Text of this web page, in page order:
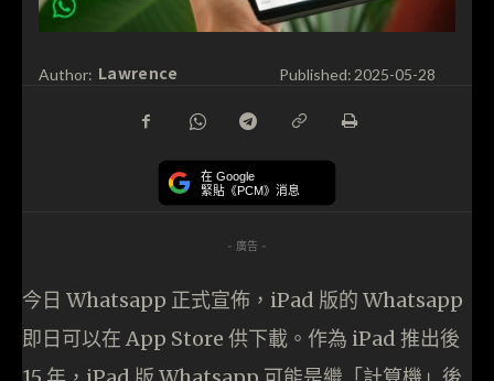
Author: Lawrence Published: 2025-05-28
在 Google
緊貼《PCM》消息
- 廣告 -
今日 Whatsapp 正式宣佈，iPad 版的 Whatsapp
即日可以在 App Store 供下載。作為 iPad 推出後